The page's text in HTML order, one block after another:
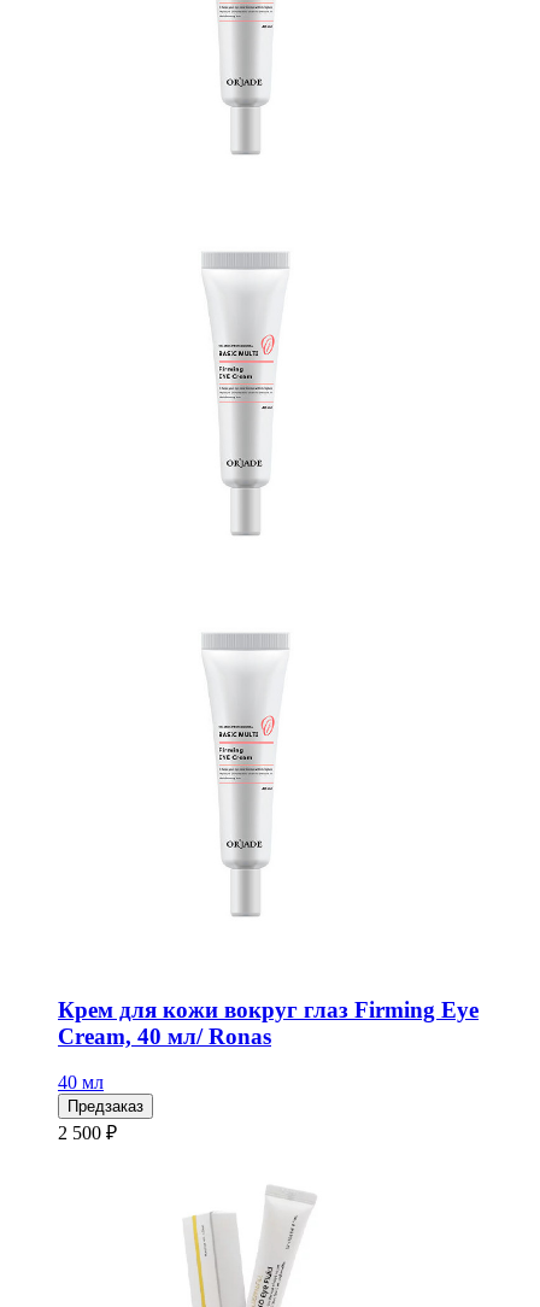
Крем для кожи вокруг глаз Firming Eye
Cream, 40 мл/ Ronas
40 мл
Предзаказ
2 500 ₽